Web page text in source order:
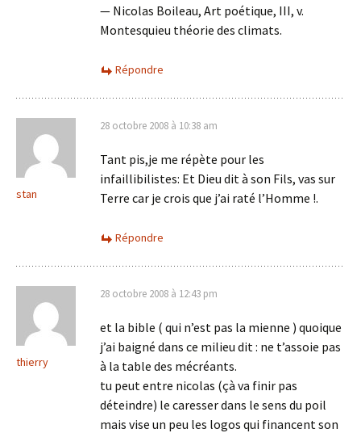
— Nicolas Boileau, Art poétique, III, v.
Montesquieu théorie des climats.
Répondre
stan
28 octobre 2008 à 10:38 am
Tant pis,je me répète pour les
infaillibilistes: Et Dieu dit à son Fils, vas sur
Terre car je crois que j’ai raté l’Homme !.
Répondre
thierry
28 octobre 2008 à 12:43 pm
et la bible ( qui n’est pas la mienne ) quoique
j’ai baigné dans ce milieu dit : ne t’assoie pas
à la table des mécréants.
tu peut entre nicolas (çà va finir pas
déteindre) le caresser dans le sens du poil
mais vise un peu les logos qui financent son